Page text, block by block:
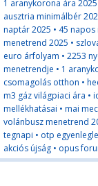
1 aranykorona ára 2025
ausztria minimálbér
naptár 2025 • 45
menetrend 2025 •
euro árfolyam • 2253
menetrendje • 1
csomagolás otthon •
m3 gáz világpiaci ára •
mellékhatásai • mai
volánbusz menetrend
tegnapi • otp
akciós újság • opus